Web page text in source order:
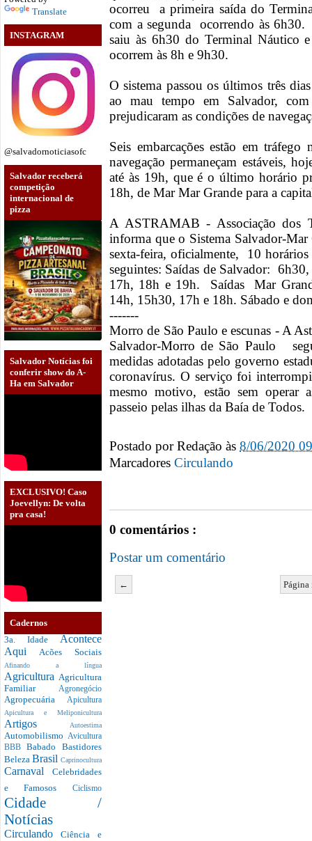
Translate
INSTAGRAM
@salvadornoticiasofc
Salvador receberá
competição
internacional de
pizza
Salvador Notícias foi
conferir show do A-
Ha em Salvador
EXCLUSIVO! Caso
Joevellyn: De volta
pra casa!
Cadernos
3a. Idade Acontece
Aqui Acões Sociais
Afinando a língua
Agricultura Agricultura
Familiar Agronegócio
Agropecuária Apicultura
Apicultura e Meliponicultura
Artigos Autoestima
Automobilismo Avicultura
BBBBabado Bastidores
Beleza Brasil Caprinocultura
Carnaval Celebridades
e Famosos Ciclismo
Cidade /
Notícias
CirculandoCiência e
ocorreu a primeira saída do
com a segunda ocorrendo às 6h30.
saiu às 6h30 do Terminal Náutico
ocorrem às 8h e 9h30.
O sistema passou os últimos três
ao mau tempo em Salvador,
prejudicaram as condições de
Seis embarcações estão em
navegação permaneçam estáveis,
até às 19h, que é o último horário
18h, de Mar Mar Grande para a
A ASTRAMAB - Associação dos
informa que o Sistema Salvador-
sexta-feira, oficialmente, 10
seguintes: Saídas de Salvador:
17h, 18h e 19h. Saídas Mar
14h, 15h30, 17h e 18h. Sábado e
-------
Morro de São Paulo e escunas - A
Salvador-Morro de São Paulo
medidas adotadas pelo governo
coronavírus. O serviço foi
mesmo motivo, estão sem operar
passeio pelas ilhas da Baía de Todos.
Postado porRedação às 8/06/2020
Marcadores Circulando
0 comentários :
Postar um comentário
←